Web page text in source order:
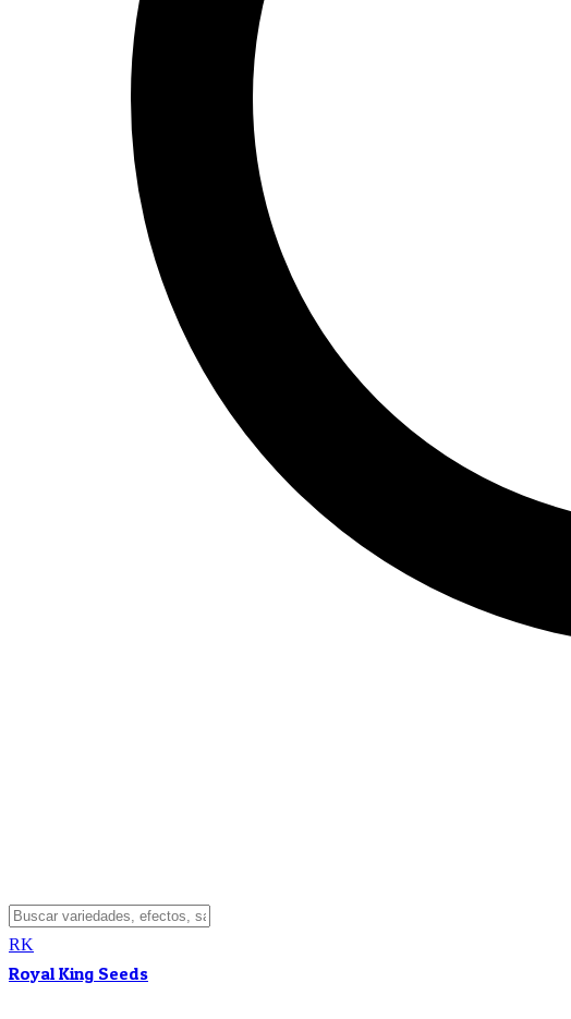
RK
Royal King Seeds